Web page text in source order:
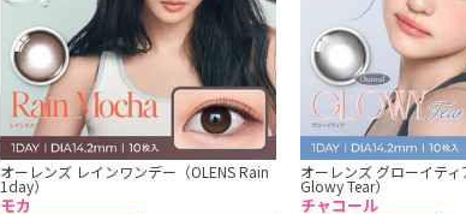
オーレンズ レインワンデー（OLENS Rain
1day）
モカ
オーレンズ グローイティ
Glowy Tear）
チャコール